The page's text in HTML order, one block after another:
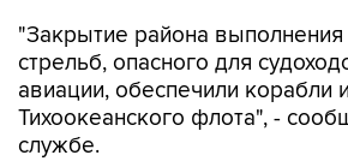
"Закрытие района
стрельб, опасного для
авиации, обеспечили корабли
Тихоокеанского флота", -
службе.